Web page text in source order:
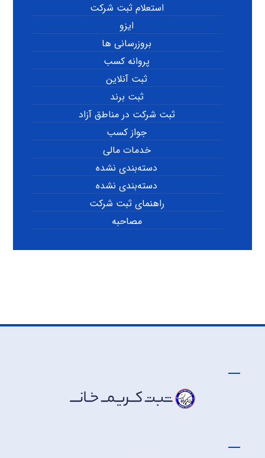
استعلام ثبت شرکت
ایزو
بروزرسانی ها
پروانه کسب
ثبت آنلاین
ثبت برند
ثبت شرکت در مناطق آزاد
جواز کسب
خدمات مالی
دسته‌بندی نشده
دسته‌بندی نشده
راهنمای ثبت شرکت
مصاحبه